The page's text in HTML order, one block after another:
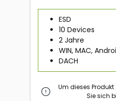
ESD
10 Devices
2 Jahre
WIN, MAC,
DACH
Um dieses
Sie sich